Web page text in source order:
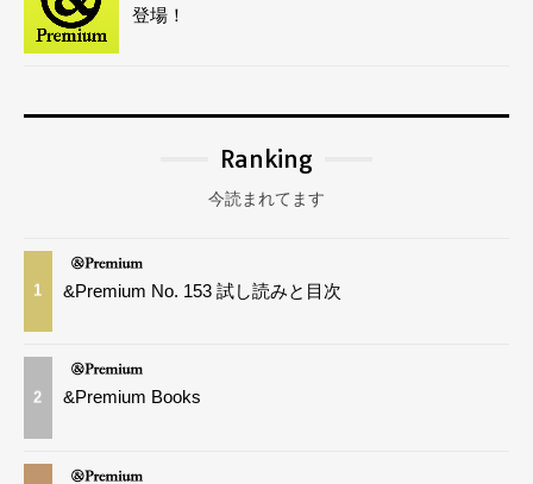
登場！
Ranking
今読まれてます
1 &Premium No. 153 試し読みと目次
2 &Premium Books